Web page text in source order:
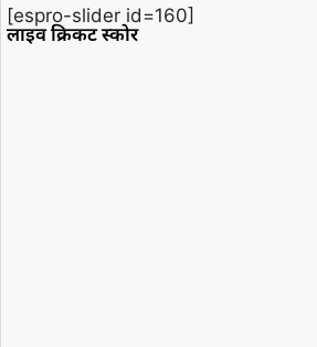
[espro-slider id=160]
लाइव क्रिकट स्कोर